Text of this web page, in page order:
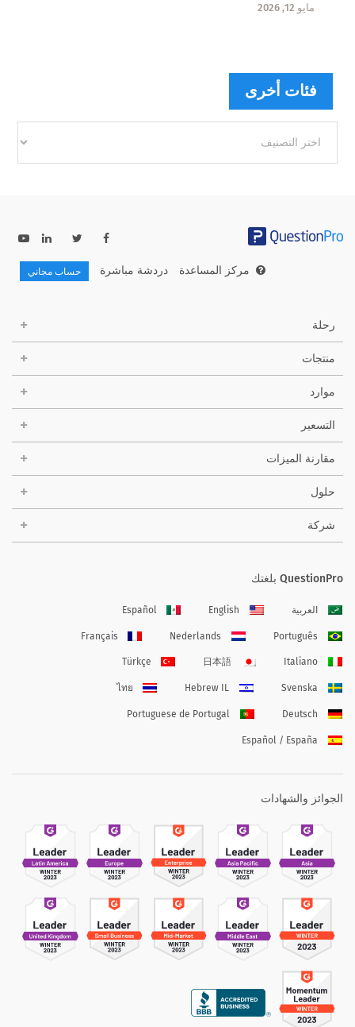
مايو 12, 2026
فئات أخرى
أخرى
مركز المساعدة دردشة مباشرة حساب مجاني
رحلة
منتجات
موارد
التسعير
مقارنة الميزات
حلول
شركة
QuestionPro بلغتك
العربية English
Español
Português
Nederlands
Français
Italiano
日本語
Türkçe
Svenska
Hebrew IL
ไทย
Deutsch
Portuguese de Portugal
Español / España
الجوائز والشهادات